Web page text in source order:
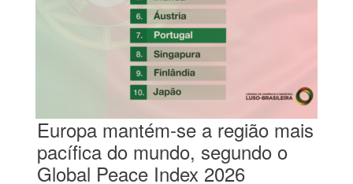
Europa mantém-se a região mais
pacífica do mundo, segundo o
Global Peace Index 2026